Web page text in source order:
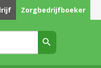
Zorgbedrijfboeker